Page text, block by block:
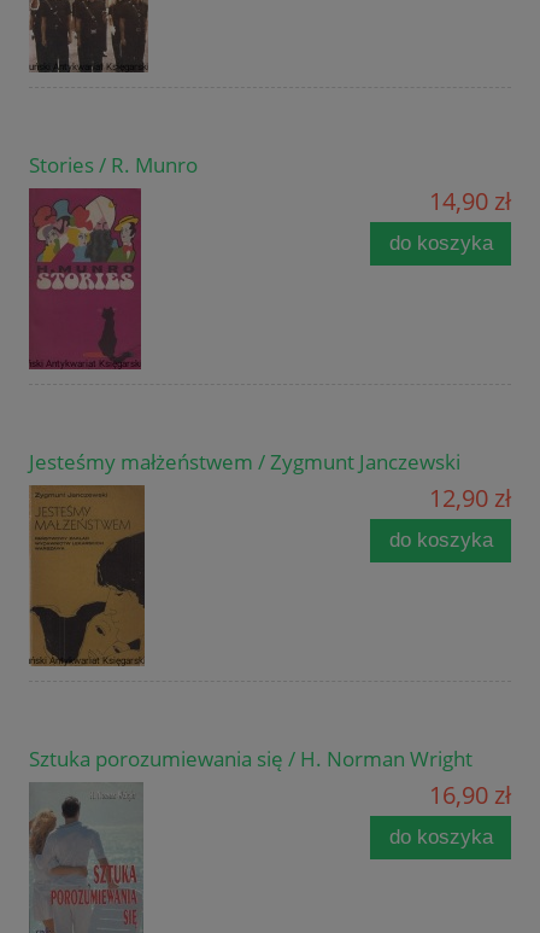
Stories / R. Munro
14,90 zł
do koszyka
Jesteśmy małżeństwem / Zygmunt Janczewski
12,90 zł
do koszyka
Sztuka porozumiewania się / H. Norman Wright
16,90 zł
do koszyka